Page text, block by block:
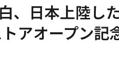
、日本上陸し
アオープン記